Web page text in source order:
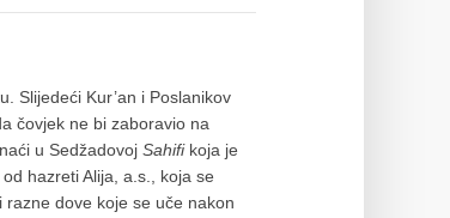
Slijedeći Kur’an i Poslanikov
čovjek ne bi zaboravio na
u Sedžadovoj Sahifikoja je
od hazreti Alija, a.s., koja se
dove koje se uče nakon